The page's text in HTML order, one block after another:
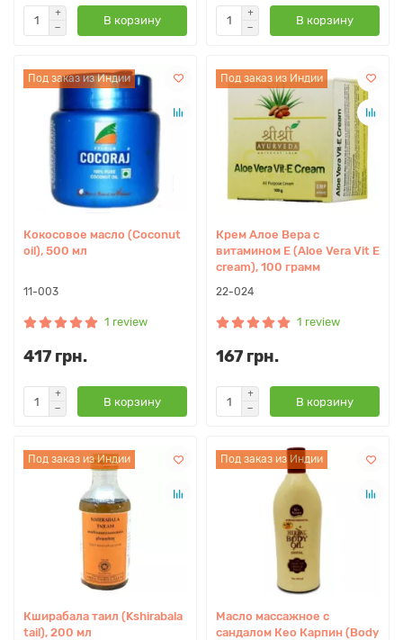
В корзину В корзину
Под заказ из Индии
Кокосовое масло (Coconut
oil), 500 мл
11-003
1 review
417 грн.
В корзину
Под заказ из Индии
Крем Алое Вера с
витамином Е (Aloe Vera Vit E
cream), 100 грамм
22-024
1 review
167 грн.
В корзину
Под заказ из Индии
Кширабала таил (Kshirabala
tail), 200 мл
Под заказ из Индии
Масло массажное с
сандалом Кео Карпин (Body